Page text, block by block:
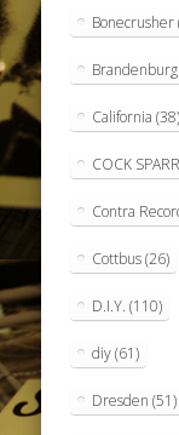
Bonecrusher
Brandenburg
California (38)
COCK
Contra
Cottbus(26)
D.I.Y. (110)
diy(61)
Dresden (51)